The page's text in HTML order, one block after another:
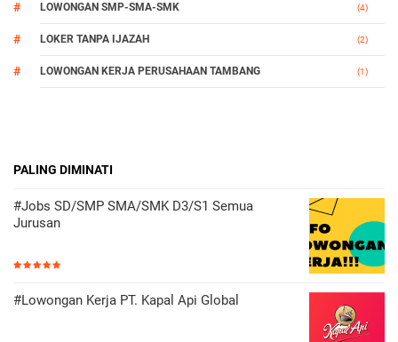
LOWONGAN SMP-SMA-SMK (4)
LOKER TANPA IJAZAH (2)
LOWONGAN KERJA PERUSAHAAN TAMBANG (1)
PALING DIMINATI
#Jobs SD/SMP SMA/SMK D3/S1 Semua
Jurusan
#Lowongan Kerja PT. Kapal Api Global